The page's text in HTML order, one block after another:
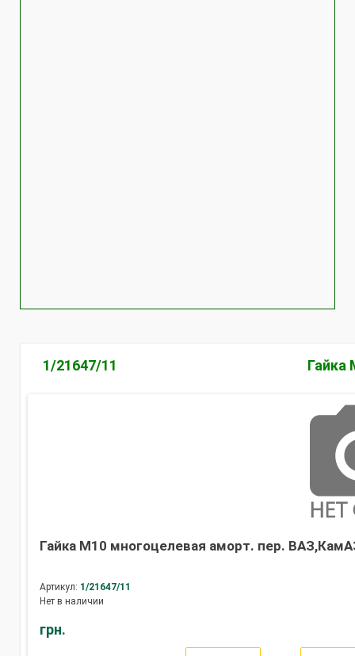
1/21647/11 Гайка
Гайка М10 многоцелевая аморт. пер.
Артикул: 1/21647/11
Нет в наличии
грн.